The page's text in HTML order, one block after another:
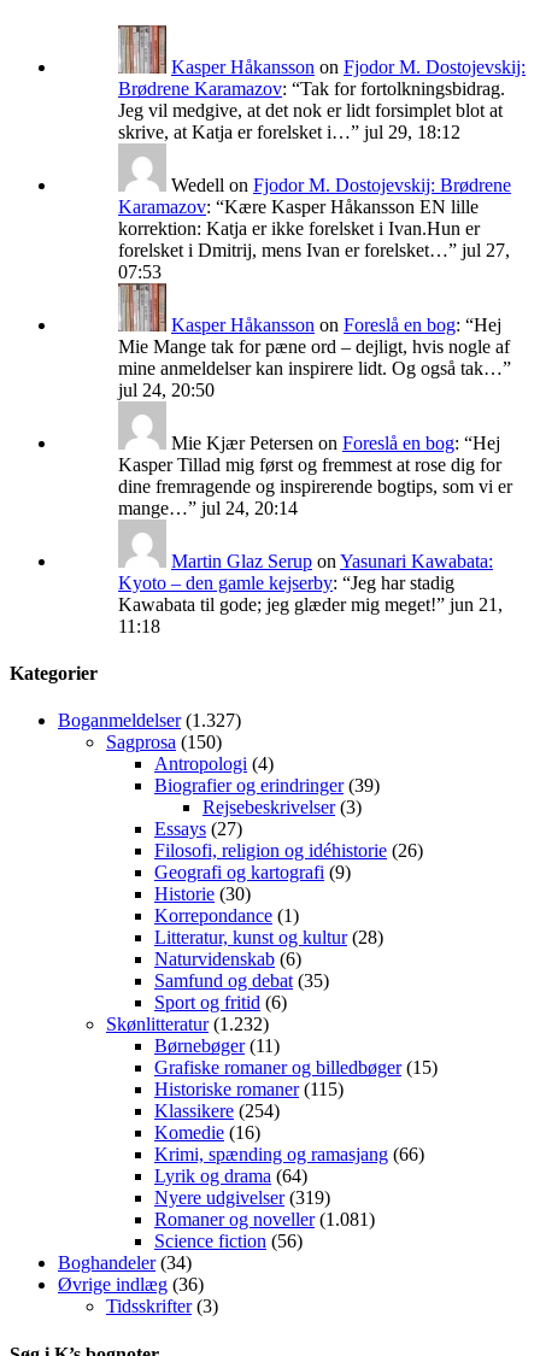
Kasper Håkansson on Fjodor M. Dostojevskij:
Brødrene Karamazov: “Tak for fortolkningsbidrag.
Jeg vil medgive, at det nok er lidt forsimplet blot at
skrive, at Katja er forelsket i…” jul 29, 18:12
Wedell on Fjodor M. Dostojevskij: Brødrene
Karamazov: “Kære Kasper Håkansson EN lille
korrektion: Katja er ikke forelsket i Ivan.Hun er
forelsket i Dmitrij, mens Ivan er forelsket…” jul 27,
07:53
Kasper Håkansson on Foreslå en bog: “Hej
Mie Mange tak for pæne ord – dejligt, hvis nogle af
mine anmeldelser kan inspirere lidt. Og også tak…”
jul 24, 20:50
Mie Kjær Petersen on Foreslå en bog: “Hej
Kasper Tillad mig først og fremmest at rose dig for
dine fremragende og inspirerende bogtips, som vi er
mange…” jul 24, 20:14
Martin Glaz Serup on Yasunari Kawabata:
Kyoto – den gamle kejserby: “Jeg har stadig
Kawabata til gode; jeg glæder mig meget!” jun 21,
11:18
Kategorier
Boganmeldelser(1.327)
Sagprosa (150)
Antropologi (4)
Biografier og erindringer(39)
Rejsebeskrivelser(3)
Essays (27)
Filosofi, religion og idéhistorie (26)
Geografi og kartografi (9)
Historie (30)
Korrepondance (1)
Litteratur, kunst og kultur(28)
Naturvidenskab (6)
Samfund og debat(35)
Sport og fritid (6)
Skønlitteratur(1.232)
Børnebøger(11)
Grafiske romaner og billedbøger(15)
Historiske romaner(115)
Klassikere (254)
Komedie (16)
Krimi, spænding og ramasjang (66)
Lyrik og drama (64)
Nyere udgivelser(319)
Romaner og noveller(1.081)
Science fiction (56)
Boghandeler(34)
Øvrige indlæg (36)
Tidsskrifter(3)